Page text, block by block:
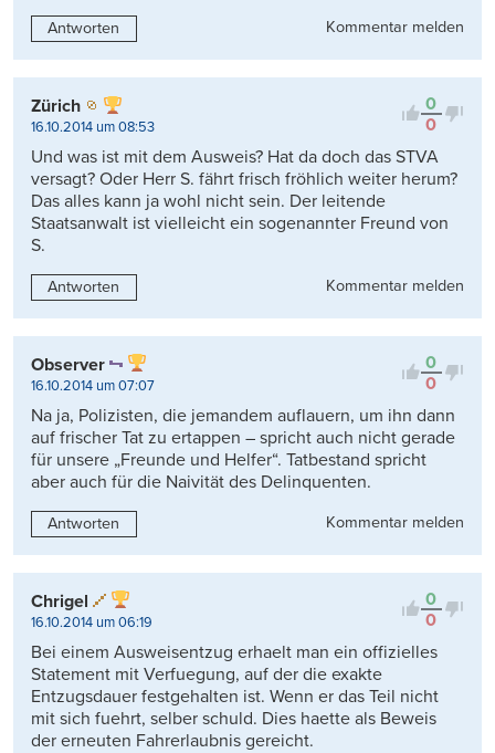
Antworten Kommentar melden
0
0
Zürich
16.10.2014 um 08:53
Und was ist mit dem Ausweis? Hat da doch das STVA
versagt? Oder Herr S. fährt frisch fröhlich weiter herum?
Das alles kann ja wohl nicht sein. Der leitende
Staatsanwalt ist vielleicht ein sogenannter Freund von
S.
Antworten Kommentar melden
0
0
Observer
16.10.2014 um 07:07
Na ja, Polizisten, die jemandem auflauern, um ihn dann
auf frischer Tat zu ertappen – spricht auch nicht gerade
für unsere „Freunde und Helfer“. Tatbestand spricht
aber auch für die Naivität des Delinquenten.
Antworten Kommentar melden
0
0
Chrigel
16.10.2014 um 06:19
Bei einem Ausweisentzug erhaelt man ein offizielles
Statement mit Verfuegung, auf der die exakte
Entzugsdauer festgehalten ist. Wenn er das Teil nicht
mit sich fuehrt, selber schuld. Dies haette als Beweis
der erneuten Fahrerlaubnis gereicht.